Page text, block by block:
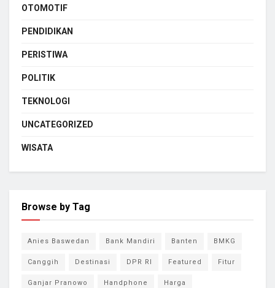
OTOMOTIF
PENDIDIKAN
PERISTIWA
POLITIK
TEKNOLOGI
UNCATEGORIZED
WISATA
Browse by Tag
Anies Baswedan Bank Mandiri Banten BMKG
Canggih Destinasi DPR RI Featured Fitur
Ganjar Pranowo Handphone Harga